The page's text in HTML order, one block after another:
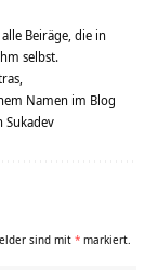
Beiräge, die in
selbst.
Namen im Blog
sind mit * markiert.